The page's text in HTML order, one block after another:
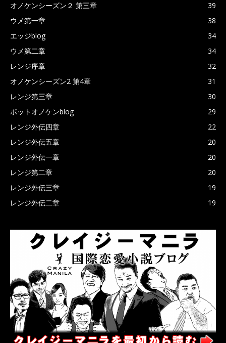
オノケンシーズン２ 第三章
39
ウメ第一章
38
エッジblog
34
ウメ第二章
34
レンジ序章
32
オノケンシーズン2 第4章
31
レンジ第三章
30
ポットオノケンblog
29
レンジ外伝四章
22
レンジ外伝五章
20
レンジ外伝一章
20
レンジ第二章
20
レンジ外伝三章
19
レンジ外伝二章
19